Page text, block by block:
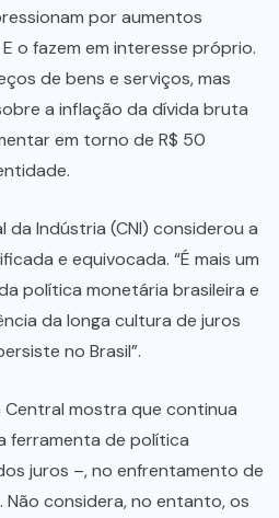
por aumentos
o fazem em interesse próprio.
de bens e serviços, mas
a inflação da dívida bruta
em torno de R$ 50
da Indústria (CNI) considerou a
e equivocada. “É mais um
política monetária brasileira e
da longa cultura de juros
no Brasil”.
Central mostra que continua
ferramenta de política
juros –, no enfrentamento de
considera, no entanto, os